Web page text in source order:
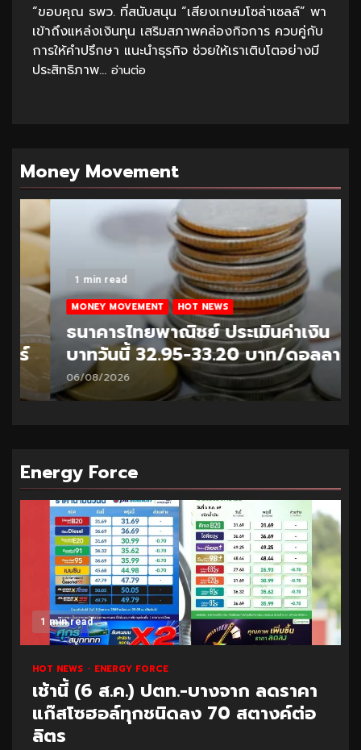
“ขอบคุณ ธพว. ที่สนับสนุน “เสียงเกษมโซล่าเซลล์” พา
เข้าถึงแหล่งเงินทุน เสริมสภาพคล่องกิจการ ควบคู่กับ
การให้คำปรึกษา แนะนำธุรกิจ ช่วยให้เราเติบโตอย่างมี
ประสิทธิภาพ... อ่านต่อ
Money Movement
1 min read
MONEY MOVEMENT HOT NEWS
ธนาคารไทยพาณิชย์ ประเมินค่าเงิน
บาทวันนี้ 32.95-33.20 บาท/ดอลลาร์
06/08/2026
Energy Force
1 min read
HOT NEWS ENERGY FORCE
เช้านี้ (6 ส.ค.) ปตท.-บางจาก ลดราคา
แก๊สโซฮอล์ทุกชนิดลง 70 สตางค์ต่อ
ลิตร